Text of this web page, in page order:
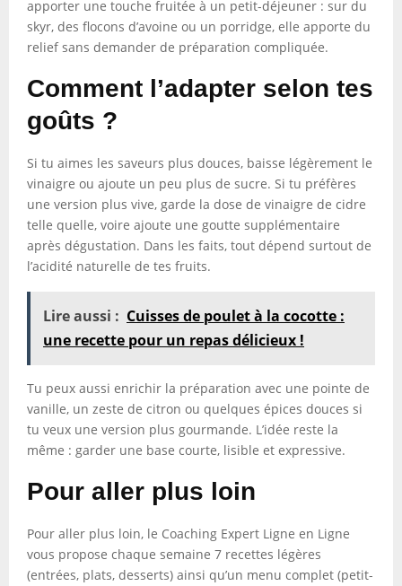
apporter une touche fruitée à un petit-déjeuner : sur du
skyr, des flocons d’avoine ou un porridge, elle apporte du
relief sans demander de préparation compliquée.
Comment l’adapter selon tes
goûts ?
Si tu aimes les saveurs plus douces, baisse légèrement le
vinaigre ou ajoute un peu plus de sucre. Si tu préfères
une version plus vive, garde la dose de vinaigre de cidre
telle quelle, voire ajoute une goutte supplémentaire
après dégustation. Dans les faits, tout dépend surtout de
l’acidité naturelle de tes fruits.
Lire aussi : Cuisses de poulet à la cocotte :
une recette pour un repas délicieux !
Tu peux aussi enrichir la préparation avec une pointe de
vanille, un zeste de citron ou quelques épices douces si
tu veux une version plus gourmande. L’idée reste la
même : garder une base courte, lisible et expressive.
Pour aller plus loin
Pour aller plus loin, le Coaching Expert Ligne en Ligne
vous propose chaque semaine 7 recettes légères
(entrées, plats, desserts) ainsi qu’un menu complet (petit-